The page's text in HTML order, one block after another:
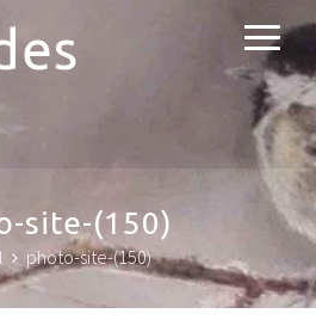
site-(150)
photo-site-(150)